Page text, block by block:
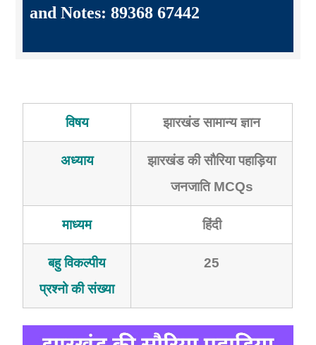
and Notes: 89368 67442
विषय झारखंड सामान्य ज्ञान
अध्याय
झारखंड की सौरिया पहाड़िया
जनजाति MCQs
माध्यम हिंदी
बहु विकल्पीय
प्रश्नो की संख्या
25